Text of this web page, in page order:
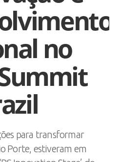
no
para transformar
Porte, estiveram em